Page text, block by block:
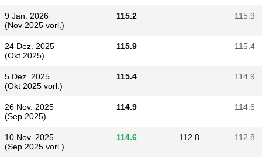
9 Jan. 2026
(Nov 2025 vorl.)
115.2 115.9
24 Dez. 2025
(Okt 2025)
115.9 115.4
5 Dez. 2025
(Okt 2025 vorl.)
115.4 114.9
26 Nov. 2025
(Sep 2025)
114.9 114.6
10 Nov. 2025
(Sep 2025 vorl.)
114.6 112.8 112.8